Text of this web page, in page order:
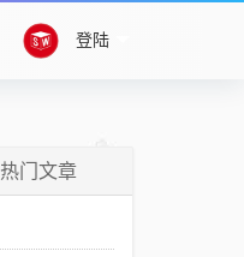
登陆
热门文章